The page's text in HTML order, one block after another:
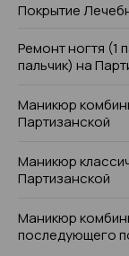
Покрытие
Ремонт ногтя (1
пальчик) на
Маникюр
Партизанской
Маникюр
Партизанской
Маникюр
последующего